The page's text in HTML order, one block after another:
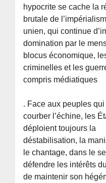
hypocrite se cache la
brutale de
unien, qui continue
domination par le
blocus économique,
criminelles et les
compris médiatiques
. Face aux peuples
courber l’échine, les
déploient toujours la
déstabilisation, la
le chantage, dans le
défendre les intérêts
de maintenir son